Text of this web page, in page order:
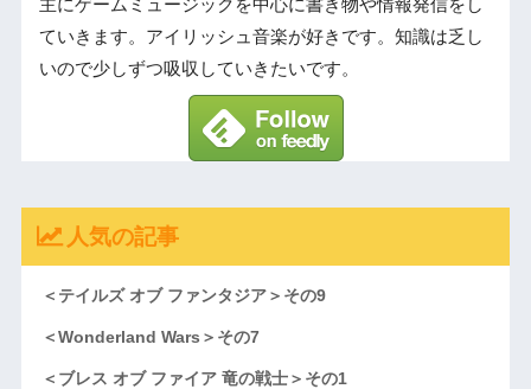
主にゲームミュージックを中心に書き物や情報発信をし
ていきます。アイリッシュ音楽が好きです。知識は乏し
いので少しずつ吸収していきたいです。
人気の記事
＜テイルズ オブ ファンタジア＞その9
＜Wonderland Wars＞その7
＜ブレス オブ ファイア 竜の戦士＞その1